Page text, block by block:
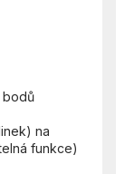
bodů
na
funkce)